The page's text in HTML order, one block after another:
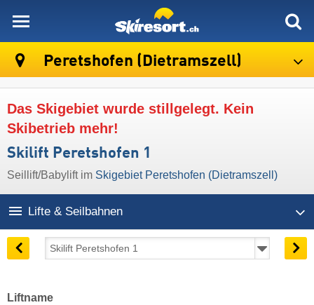
Peretshofen (Dietramszell)
Das Skigebiet wurde stillgelegt. Kein
Skibetrieb mehr!
Skilift Peretshofen 1
Seillift/Babylift im Skigebiet Peretshofen (Dietramszell)
Lifte & Seilbahnen
Liftname